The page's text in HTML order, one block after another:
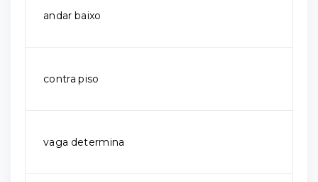
andar baixo
contra piso
vaga determina